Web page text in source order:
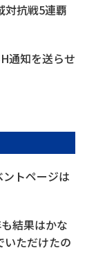
対抗戦5連覇
通知を送らせ
ントページは
結果はかな
いただけたの